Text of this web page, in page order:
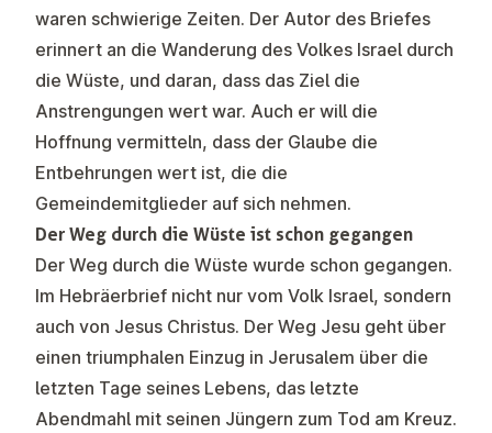
waren schwierige Zeiten. Der Autor des Briefes
erinnert an die Wanderung des Volkes Israel durch
die Wüste, und daran, dass das Ziel die
Anstrengungen wert war. Auch er will die
Hoffnung vermitteln, dass der Glaube die
Entbehrungen wert ist, die die
Gemeindemitglieder auf sich nehmen.
Der Weg durch die Wüste ist schon gegangen
Der Weg durch die Wüste wurde schon gegangen.
Im Hebräerbrief nicht nur vom Volk Israel, sondern
auch von Jesus Christus. Der Weg Jesu geht über
einen triumphalen Einzug in Jerusalem über die
letzten Tage seines Lebens, das letzte
Abendmahl mit seinen Jüngern zum Tod am Kreuz.